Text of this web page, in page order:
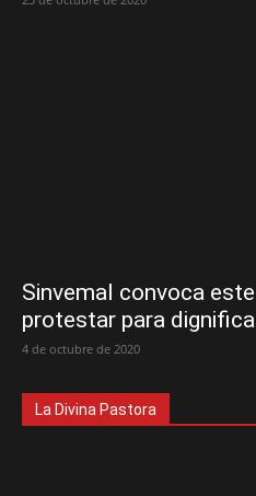
Sinvemal convoca
protestar para
4 de octubre de 2020
La Divina Pastora